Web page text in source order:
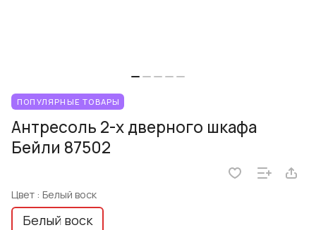
ПОПУЛЯРНЫЕ ТОВАРЫ
Антресоль 2-х дверного шкафа
Бейли 87502
Цвет : Белый воск
Белый воск